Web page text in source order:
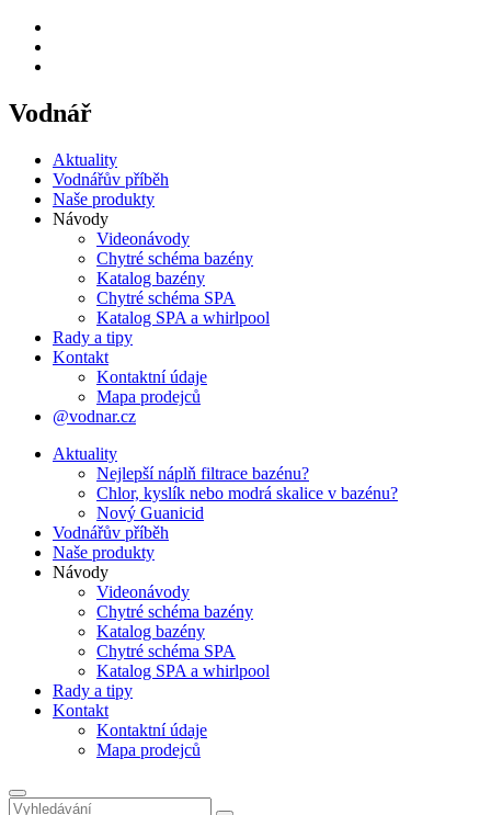
Vodnář
Aktuality
Vodnářův příběh
Naše produkty
Návody
Videonávody
Chytré schéma bazény
Katalog bazény
Chytré schéma SPA
Katalog SPA a whirlpool
Rady a tipy
Kontakt
Kontaktní údaje
Mapa prodejců
@vodnar.cz
Aktuality
Nejlepší náplň filtrace bazénu?
Chlor, kyslík nebo modrá skalice v bazénu?
Nový Guanicid
Vodnářův příběh
Naše produkty
Návody
Videonávody
Chytré schéma bazény
Katalog bazény
Chytré schéma SPA
Katalog SPA a whirlpool
Rady a tipy
Kontakt
Kontaktní údaje
Mapa prodejců